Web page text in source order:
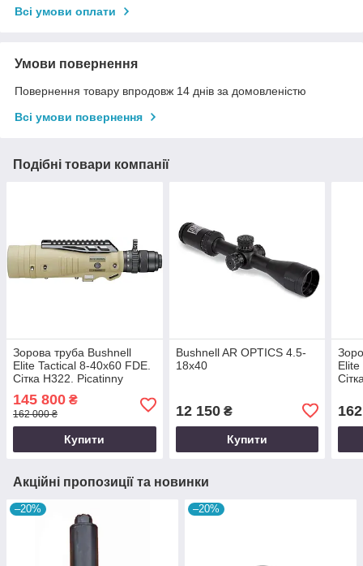
Всі умови оплати
Умови повернення
Повернення товару впродовж 14 днів за домовленістю
Всі умови повернення
Подібні товари компанії
Зорова труба Bushnell
Elite Tactical 8-40х60 FDE.
Сітка H322. Picatinny
145 800 ₴
162 000 ₴
Купити
Bushnell AR OPTICS 4.5-
18x40
12 150₴
Купити
Elite
Акційні пропозиції та новинки
–20% –20%